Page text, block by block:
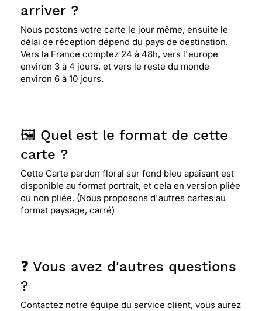
arriver ?
Nous postons votre carte le jour même, ensuite le
délai de réception dépend du pays de destination.
Vers la France comptez 24 à 48h, vers l'europe
environ 3 à 4 jours, et vers le reste du monde
environ 6 à 10 jours.
🖼️ Quel est le format de cette
carte ?
Cette Carte pardon floral sur fond bleu apaisant est
disponible au format portrait, et cela en version pliée
ou non pliée. (Nous proposons d'autres cartes au
format paysage, carré)
❓ Vous avez d'autres questions
?
Contactez notre équipe du service client, vous aurez